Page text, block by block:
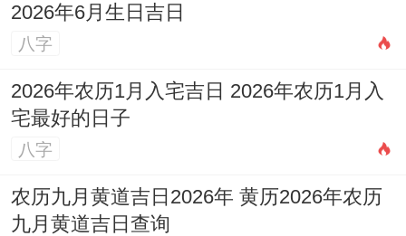
2026年6月生日吉日
八字
2026年农历1月入宅吉日 2026年农历1月入
宅最好的日子
八字
农历九月黄道吉日2026年 黄历2026年农历
九月黄道吉日查询